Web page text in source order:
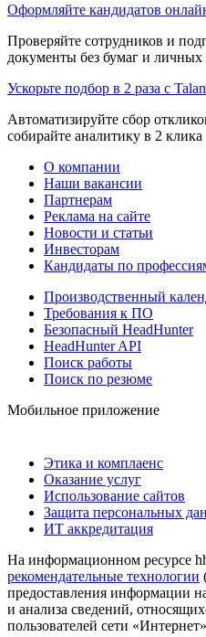
Оформляйте кандидатов
Проверяйте сотрудников и
документы без бумаг и личных
Ускорьте подбор в 2 раза с
Автоматизируйте сбор
собирайте аналитику в 2 клика
О компании
Наши вакансии
Партнерам
Реклама на сайте
Новости и статьи
Инвесторам
Кандидаты по
Производственный
Требования к ПО
Безопасный HeadHunter
HeadHunter API
Поиск работы
Поиск по резюме
Мобильное приложение
Этика и комплаенс
Оказание услуг
Использование сайтов
Защита персональных
ИТ аккредитация
На информационном ресурсе
рекомендательные технологии
предоставления информации
и анализа сведений,
пользователей сети